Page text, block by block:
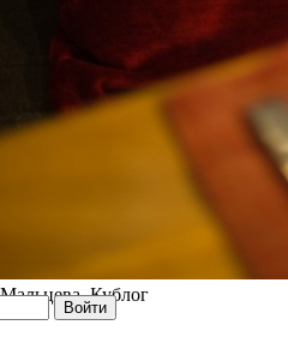
Войти
Кублог